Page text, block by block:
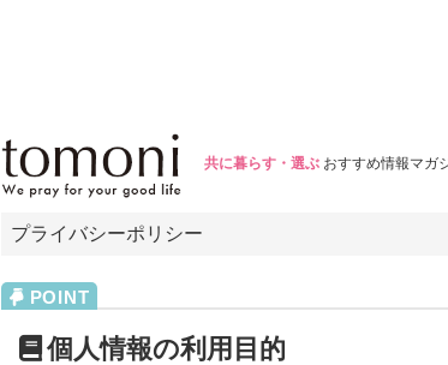
共に暮らす・選ぶ おすすめ情報マガ
プライバシーポリシー
個人情報の利用目的